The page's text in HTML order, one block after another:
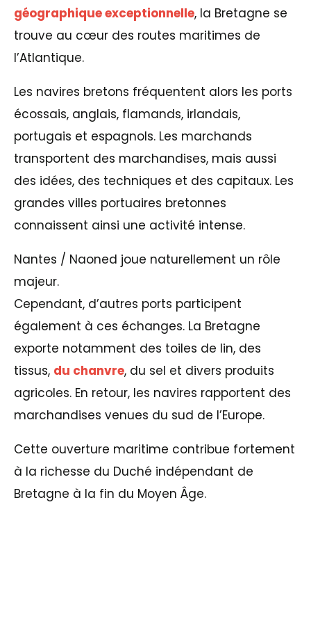
géographique exceptionnelle, la Bretagne se
trouve au cœur des routes maritimes de
l’Atlantique.
Les navires bretons fréquentent alors les ports
écossais, anglais, flamands, irlandais,
portugais et espagnols. Les marchands
transportent des marchandises, mais aussi
des idées, des techniques et des capitaux. Les
grandes villes portuaires bretonnes
connaissent ainsi une activité intense.
Nantes / Naoned joue naturellement un rôle
majeur.
Cependant, d’autres ports participent
également à ces échanges. La Bretagne
exporte notamment des toiles de lin, des
tissus, du chanvre, du sel et divers produits
agricoles. En retour, les navires rapportent des
marchandises venues du sud de l’Europe.
Cette ouverture maritime contribue fortement
à la richesse du Duché indépendant de
Bretagne à la fin du Moyen Âge.